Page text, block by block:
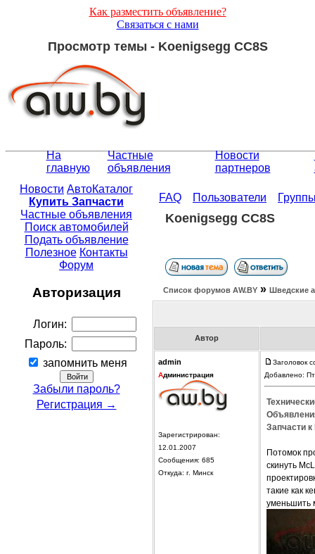
Как разместить объявление?
Связаться с нами
Просмотр темы - Koenigsegg CC8S
На
главную
Частные
объявления
Новости
партнеров
Новости АвтоКаталог
Купить Запчасти
Частные объявления
Поиск автомобилей
Подать объявление
Полезное Контакты
Форум
Авторизация
Логин:
Пароль:
запомнить меня
Забыли пароль?
Регистрация →
FAQ Пользователи
Koenigsegg CC8S
Список форумов АW.BY » Шведские
Автор
admin
Администрация
Зарегистрирован:
12.01.2007
Сообщения: 685
Откуда: г. Минск
Заголовок
Добавлено:
Запчасти
Потомок
скинуть
такие как
уменьшить